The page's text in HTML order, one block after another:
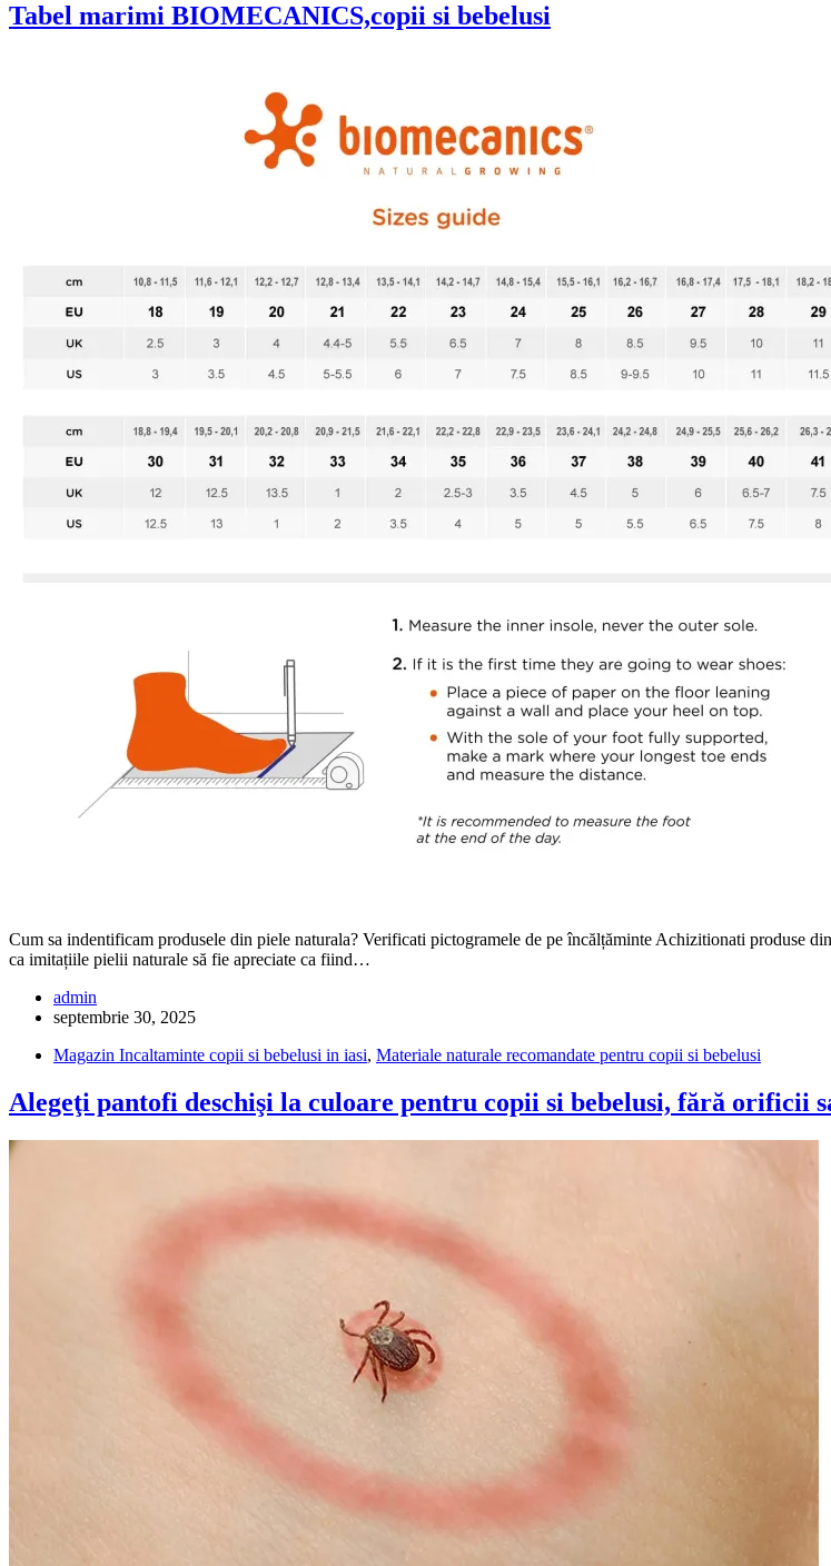
Tabel marimi BIOMECANICS,copii si bebelusi
Cum sa indentificam produsele din piele naturala? Verificati pictogramele de pe încălțăminte Achizitionati produse
ca imitațiile pielii naturale să fie apreciate ca fiind…
admin
septembrie 30, 2025
Magazin Incaltaminte copii si bebelusi in iasi, Materiale naturale recomandate pentru copii si bebelusi
Alegeţi pantofi deschişi la culoare pentru copii si bebelusi, fără orificii